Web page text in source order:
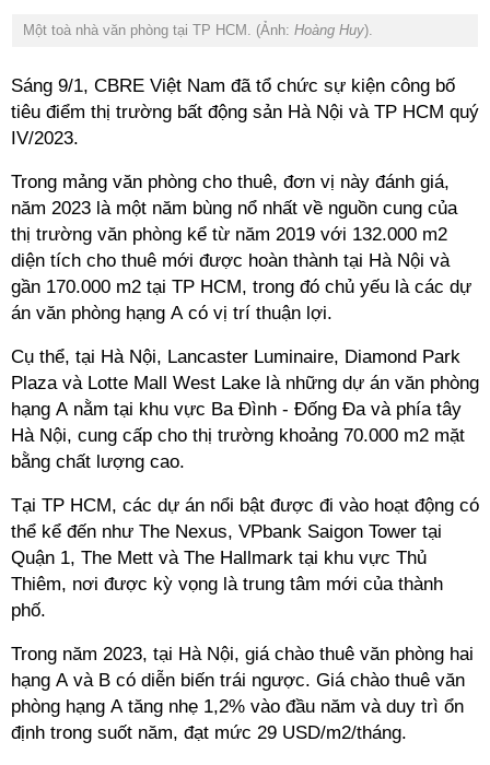
Một toà nhà văn phòng tại TP HCM. (Ảnh: Hoàng Huy).
Sáng 9/1, CBRE Việt Nam đã tổ chức sự kiện công bố
tiêu điểm thị trường bất động sản Hà Nội và TP HCM quý
IV/2023.
Trong mảng văn phòng cho thuê, đơn vị này đánh giá,
năm 2023 là một năm bùng nổ nhất về nguồn cung của
thị trường văn phòng kể từ năm 2019 với 132.000 m2
diện tích cho thuê mới được hoàn thành tại Hà Nội và
gần 170.000 m2 tại TP HCM, trong đó chủ yếu là các dự
án văn phòng hạng A có vị trí thuận lợi.
Cụ thể, tại Hà Nội, Lancaster Luminaire, Diamond Park
Plaza và Lotte Mall West Lake là những dự án văn phòng
hạng A nằm tại khu vực Ba Đình - Đống Đa và phía tây
Hà Nội, cung cấp cho thị trường khoảng 70.000 m2 mặt
bằng chất lượng cao.
Tại TP HCM, các dự án nổi bật được đi vào hoạt động có
thể kể đến như The Nexus, VPbank Saigon Tower tại
Quận 1, The Mett và The Hallmark tại khu vực Thủ
Thiêm, nơi được kỳ vọng là trung tâm mới của thành
phố.
Trong năm 2023, tại Hà Nội, giá chào thuê văn phòng hai
hạng A và B có diễn biến trái ngược. Giá chào thuê văn
phòng hạng A tăng nhẹ 1,2% vào đầu năm và duy trì ổn
định trong suốt năm, đạt mức 29 USD/m2/tháng.